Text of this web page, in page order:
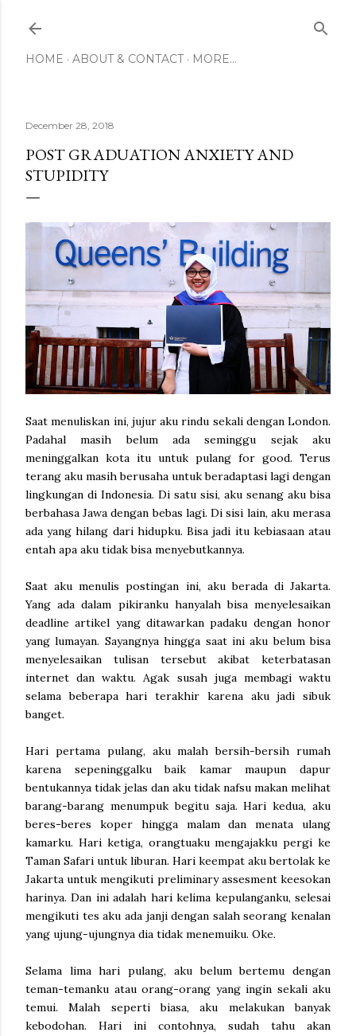
HOME ABOUT & CONTACT MORE…
December 28, 2018
POST GRADUATION ANXIETY AND
STUPIDITY
Saat menuliskan ini, jujur aku rindu sekali dengan London.
Padahal masih belum ada seminggu sejak aku
meninggalkan kota itu untuk pulang for good. Terus
terang aku masih berusaha untuk beradaptasi lagi dengan
lingkungan di Indonesia. Di satu sisi, aku senang aku bisa
berbahasa Jawa dengan bebas lagi. Di sisi lain, aku merasa
ada yang hilang dari hidupku. Bisa jadi itu kebiasaan atau
entah apa aku tidak bisa menyebutkannya.
Saat aku menulis postingan ini, aku berada di Jakarta.
Yang ada dalam pikiranku hanyalah bisa menyelesaikan
deadline artikel yang ditawarkan padaku dengan honor
yang lumayan. Sayangnya hingga saat ini aku belum bisa
menyelesaikan tulisan tersebut akibat keterbatasan
internet dan waktu. Agak susah juga membagi waktu
selama beberapa hari terakhir karena aku jadi sibuk
banget.
Hari pertama pulang, aku malah bersih-bersih rumah
karena sepeninggalku baik kamar maupun dapur
bentukannya tidak jelas dan aku tidak nafsu makan melihat
barang-barang menumpuk begitu saja. Hari kedua, aku
beres-beres koper hingga malam dan menata ulang
kamarku. Hari ketiga, orangtuaku mengajakku pergi ke
Taman Safari untuk liburan. Hari keempat aku bertolak ke
Jakarta untuk mengikuti preliminary assesment keesokan
harinya. Dan ini adalah hari kelima kepulanganku, selesai
mengikuti tes aku ada janji dengan salah seorang kenalan
yang ujung-ujungnya dia tidak menemuiku. Oke.
Selama lima hari pulang, aku belum bertemu dengan
teman-temanku atau orang-orang yang ingin sekali aku
temui. Malah seperti biasa, aku melakukan banyak
kebodohan. Hari ini contohnya, sudah tahu akan